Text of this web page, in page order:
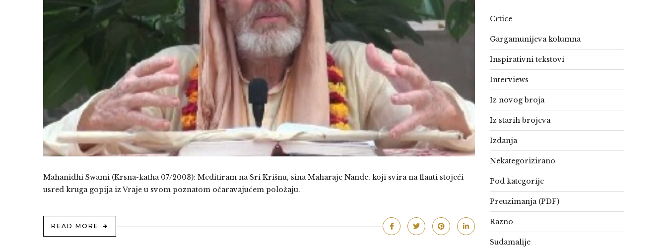
Mahanidhi Swami (Krsna-katha 07/2003): Meditiram na Sri Krišnu, sina Maharaje Nande, koji svira na flauti stojeći
usred kruga gopija iz Vraje u svom poznatom očaravajućem položaju.
READ MORE
Crtice
Gargamunijeva kolumna
Inspirativni tekstovi
Interviews
Iz novog broja
Iz starih brojeva
Izdanja
Nekategorizirano
Pod kategorije
Preuzimanja (PDF)
Razno
Sudamalije